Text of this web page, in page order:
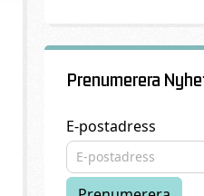
Prenumerera
E-postadress